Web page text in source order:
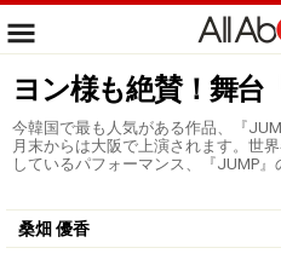
ヨン様も絶賛！舞台
今韓国で最も人気がある作品、『
月末からは大阪で上演されます。世
しているパフォーマンス、『JUMP』
桑畑 優香